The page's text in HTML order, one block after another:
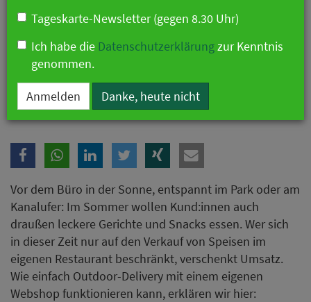
Vor dem Büro in der Sonne, entspannt im Park oder am
Kanalufer: Im Sommer wollen Kund:innen auch
draußen leckere Gerichte und Snacks essen. Wer sich
in dieser Zeit nur auf den Verkauf von Speisen im
eigenen Restaurant beschränkt, verschenkt Umsatz.
Wie einfach Outdoor-Delivery mit einem eigenen
Webshop funktionieren kann, erklären wir hier:
Tageskarte-Newsletter (gegen 8.30 Uhr)
Ich habe die Datenschutzerklärungzur Kenntnis
genommen.
Anmelden Danke, heute nicht